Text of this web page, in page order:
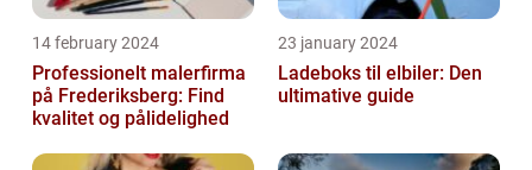
14 february 2024
Professionelt malerfirma
på Frederiksberg: Find
kvalitet og pålidelighed
23 january 2024
Ladeboks til elbiler: Den
ultimative guide